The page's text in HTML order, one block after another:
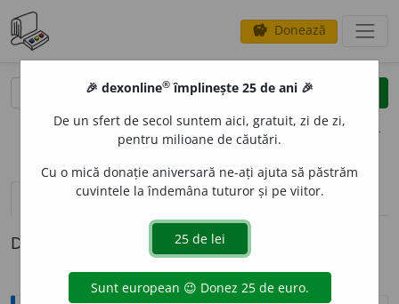
savings Donează
clear
opțiuni
definiții (1)
Definiția cu ID-ul 700458:
🎉 dexonline® împlinește 25 de ani 🎉
De un sfert de secol suntem aici, gratuit, zi de zi,
pentru milioane de căutări.
Cu o mică donație aniversară ne-ați ajuta să păstrăm
cuvintele la îndemâna tuturor și pe viitor.